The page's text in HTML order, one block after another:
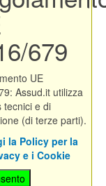
679
UE
Assud.it utilizza
tecnici e di
(di terze parti).
la Policy per la
e i Cookie